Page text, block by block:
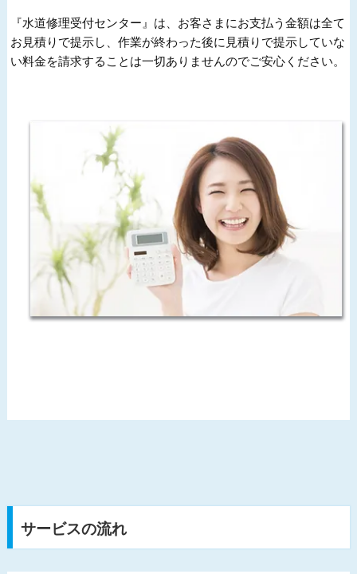
『水道修理受付センター』は、お客さまにお支払う金額は全て
お見積りで提示し、作業が終わった後に見積りで提示していな
い料金を請求することは一切ありませんのでご安心ください。
サービスの流れ